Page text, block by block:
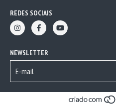
REDES SOCIAIS
NEWSLETTER